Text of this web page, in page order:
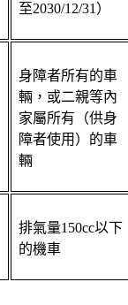
至2030/12/31）
身障者所有的車
輛，或二親等內
家屬所有（供身
障者使用）的車
輛
排氣量150cc以下
的機車